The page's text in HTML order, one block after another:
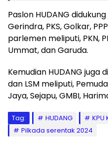
Paslon HUDANG
Gerindra, PKS, Golkar,
parlemen meliputi, PKN,
Ummat, dan Garuda.
Kemudian HUDANG juga
dan LSM meliputi,
Jaya, Sejapu, GMBI,
Tag: HUDANG
Pilkada serentak 2024